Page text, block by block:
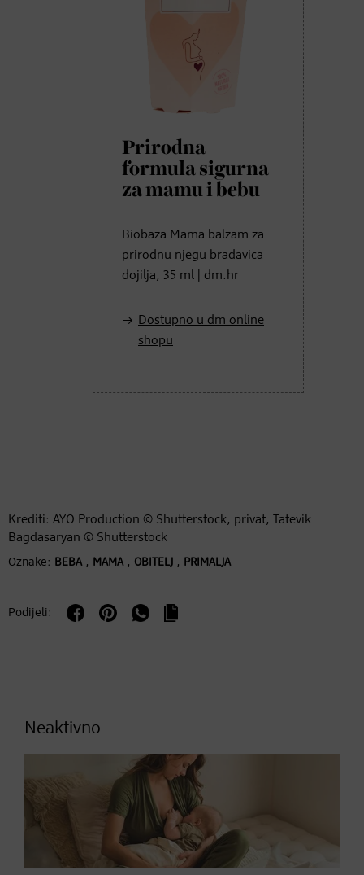
Prirodna
formula sigurna
za mamu i bebu
Biobaza Mama balzam za
prirodnu njegu bradavica
dojilja, 35 ml | dm.hr
Dostupno u dm online
shopu
Krediti: AYO Production © Shutterstock, privat, Tatevik
Bagdasaryan © Shutterstock
Oznake: BEBA, MAMA, OBITELJ , PRIMALJA
Podijeli:
Neaktivno